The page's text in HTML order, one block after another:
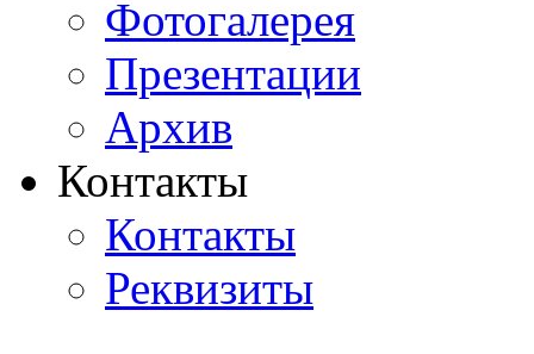
Фотогалерея
Презентации
Архив
Контакты
Контакты
Реквизиты